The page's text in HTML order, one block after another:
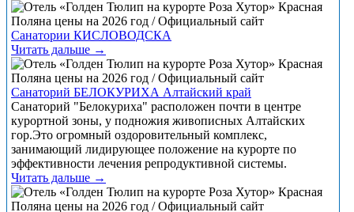
Санатории КИСЛОВОДСКА
Читать дальше →
Санаторий БЕЛОКУРИХА Алтайский край
Санаторий "Белокуриха" расположен почти в центре
курортной зоны, у подножия живописных Алтайских
гор.Это огромный оздоровительный комплекс,
занимающий лидирующее положение на курорте по
эффективности лечения репродуктивной системы.
Читать дальше →